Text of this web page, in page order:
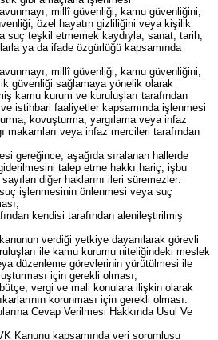
millî güvenliği, kamu güvenliğini,
özel hayatın gizliliğini veya kişilik
suç teşkil etmemek kaydıyla, sanat, tarih,
ya da ifade özgürlüğü kapsamında
millî güvenliği, kamu güvenliğini,
güvenliği sağlamaya yönelik olarak
kamu kurum ve kuruluşları tarafından
istihbari faaliyetler kapsamında işlenmesi
kovuşturma, yargılama veya infaz
makamları veya infaz mercileri tarafından
gereğince; aşağıda sıralanan hallerde
talep etme hakkı hariç, işbu
diğer haklarını ileri süremezler:
işlenmesinin önlenmesi veya suç
kendisi tarafından alenileştirilmiş
verdiği yetkiye dayanılarak görevli
ile kamu kurumu niteliğindeki meslek
düzenleme görevlerinin yürütülmesi ile
için gerekli olması,
vergi ve mali konulara ilişkin olarak
korunması için gerekli olması.
Cevap Verilmesi Hakkında Usul Ve
Kanunu kapsamında veri sorumlusu